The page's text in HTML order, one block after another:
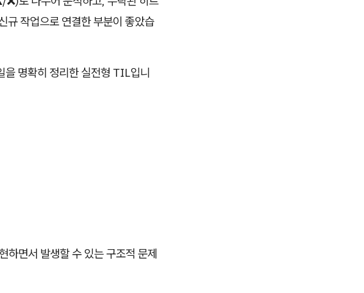
규 작업으로 연결한 부분이 좋았습
을 명확히 정리한 실전형 TIL입니
면서 발생할 수 있는 구조적 문제